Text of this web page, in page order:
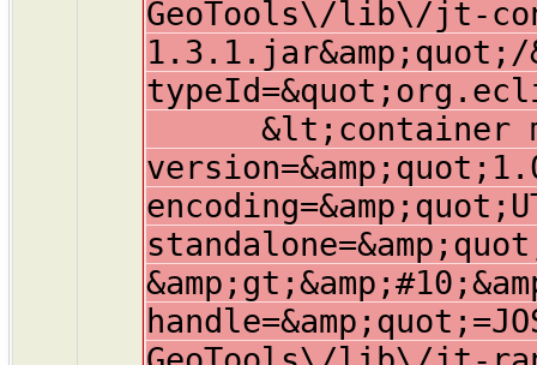
GeoTools\/lib\/jt-
1.3.1.jar&amp;quot;/
&lt;container